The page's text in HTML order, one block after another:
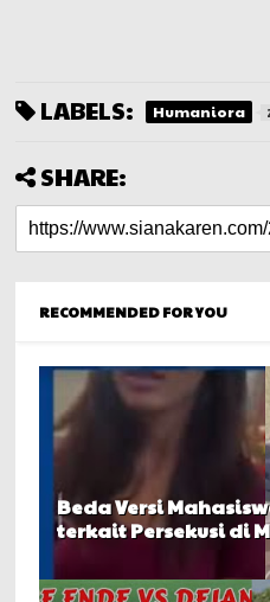
LABELS: Humaniora
SHARE:
RECOMMENDED FOR YOU
Beda Versi
terkait Persekusi di